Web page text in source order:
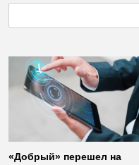
«Добрый» перешел на